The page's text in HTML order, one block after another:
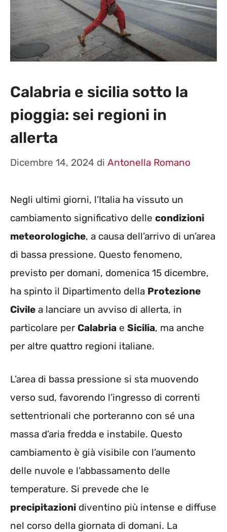
Calabria e sicilia sotto la
pioggia: sei regioni in
allerta
Dicembre 14, 2024 di Antonella Romano
Negli ultimi giorni, l’Italia ha vissuto un
cambiamento significativo delle condizioni
meteorologiche, a causa dell’arrivo di un’area
di bassa pressione. Questo fenomeno,
previsto per domani, domenica 15 dicembre,
ha spinto il Dipartimento della Protezione
Civile a lanciare un avviso di allerta, in
particolare per Calabria e Sicilia, ma anche
per altre quattro regioni italiane.
L’area di bassa pressione si sta muovendo
verso sud, favorendo l’ingresso di correnti
settentrionali che porteranno con sé una
massa d’aria fredda e instabile. Questo
cambiamento è già visibile con l’aumento
delle nuvole e l’abbassamento delle
temperature. Si prevede che le
precipitazioni diventino più intense e diffuse
nel corso della giornata di domani. La